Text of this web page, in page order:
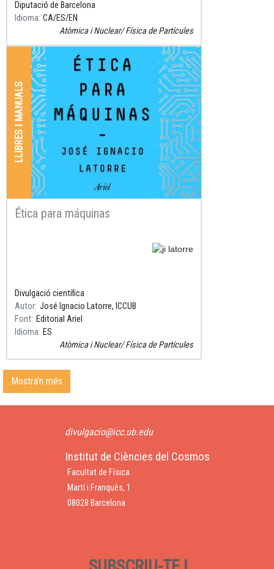
Diputació de Barcelona
Idioma CA ES EN
Atòmica i Nuclear Física de Partícules
LLIBRES I MANUALS
Ética para máquinas
Divulgació científica
Autor José Ignacio Latorre, ICCUB
Font Editorial Ariel
Idioma ES
Atòmica i Nuclear Física de Partícules
Mostra'n més
divulgacio@icc.ub.edu
Institut de Ciències del Cosmos
Facultat de Física
Martí i Franquès, 1
08028 Barcelona